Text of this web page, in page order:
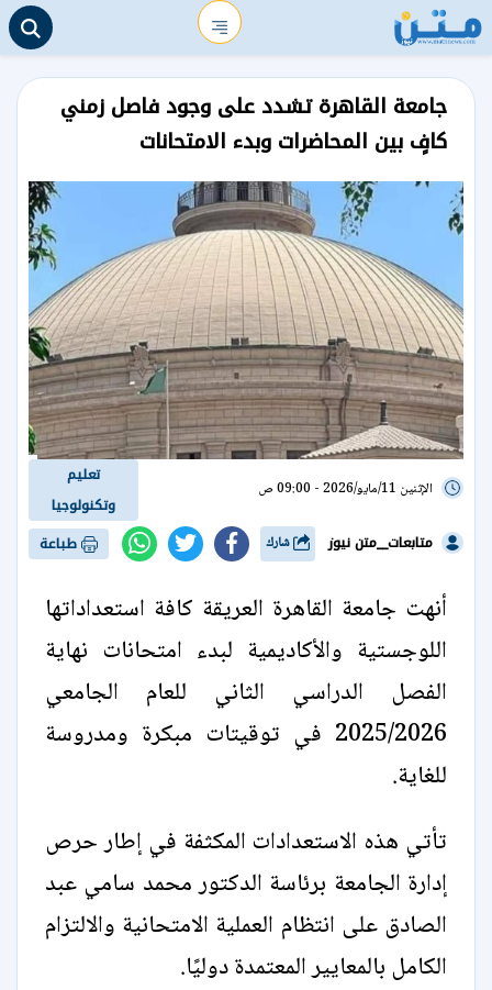
جامعة القاهرة تشدد على وجود فاصل زمني
كافٍ بين المحاضرات وبدء الامتحانات
الإثنين 11/مايو/2026 - 09:00 ص
تعليم
وتكنولوجيا
متابعات__متن نيوز
طباعة
أنهت جامعة القاهرة العريقة كافة استعداداتها
اللوجستية والأكاديمية لبدء امتحانات نهاية
الفصل الدراسي الثاني للعام الجامعي
2025/2026 في توقيتات مبكرة ومدروسة
للغاية.
تأتي هذه الاستعدادات المكثفة في إطار حرص
إدارة الجامعة برئاسة الدكتور محمد سامي عبد
الصادق على انتظام العملية الامتحانية والالتزام
الكامل بالمعايير المعتمدة دوليًا.